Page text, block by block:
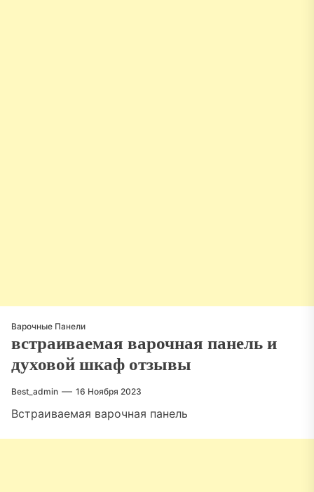
Варочные Панели
встраиваемая варочная панель и
духовой шкаф отзывы
Best_admin 16 Ноября 2023
Встраиваемая варочная панель